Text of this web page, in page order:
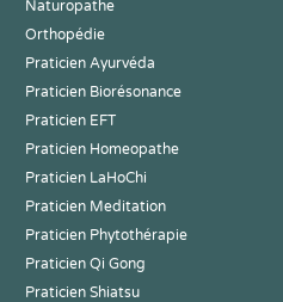
Naturopathe
Orthopédie
Praticien Ayurvéda
Praticien Biorésonance
Praticien EFT
Praticien Homeopathe
Praticien LaHoChi
Praticien Meditation
Praticien Phytothérapie
Praticien Qi Gong
Praticien Shiatsu